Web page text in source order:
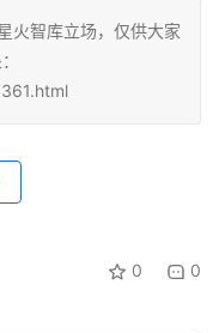
火智库立场，仅供大家
0 0